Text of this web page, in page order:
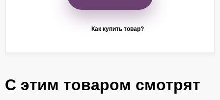
Как купить товар?
С этим товаром смотрят